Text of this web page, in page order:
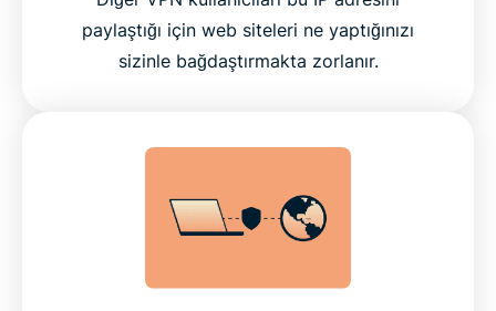
paylaştığı için web siteleri ne yaptığınızı
sizinle bağdaştırmakta zorlanır.